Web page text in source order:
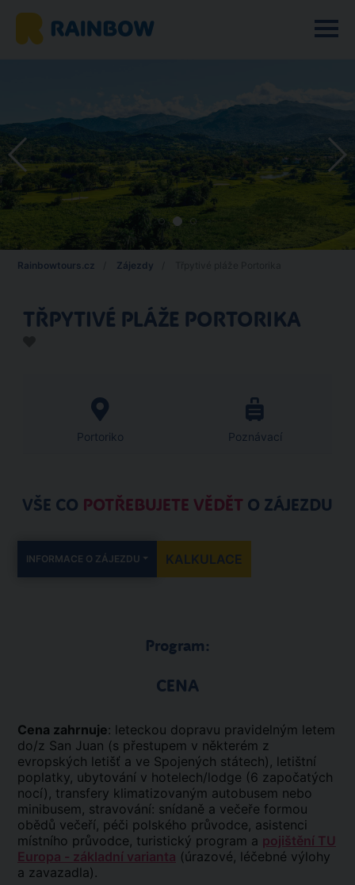
Rainbowtours.cz Zájezdy
TŘPYTIVÉ PLÁŽE PORTORIKA
Portoriko Poznávací
VŠE CO POTŘEBUJETE VĚDĚT O ZÁJEZDU
INFORMACE O ZÁJEZDU KALKULACE
Program:
CENA
Cena zahrnuje: leteckou dopravu pravidelným letem
do/z San Juan (s přestupem v některém z
evropských letišť a ve Spojených státech), letištní
poplatky, ubytování v hotelech/lodge (6 započatých
nocí), transfery klimatizovaným autobusem nebo
minibusem, stravování: snídaně a večeře formou
obědů večeří, péči polského průvodce, asistenci
místního průvodce, turistický program a pojištění TU
Europa - základní varianta (úrazové, léčebné výlohy
a zavazadla).